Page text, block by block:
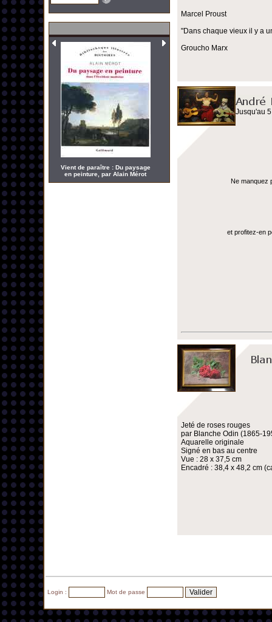
Vient de paraître : Du paysage
en peinture, par Alain Mérot
Marcel Proust
"Dans chaque vieux il y a
Groucho Marx
Jusqu'au
Ne manquez
et profitez-en
Jeté de roses rouges
par Blanche Odin (1865-
Aquarelle originale
Signé en bas au centre
Vue : 28 x 37,5 cm
Encadré : 38,4 x 48,2 cm
Login : Mot de passe